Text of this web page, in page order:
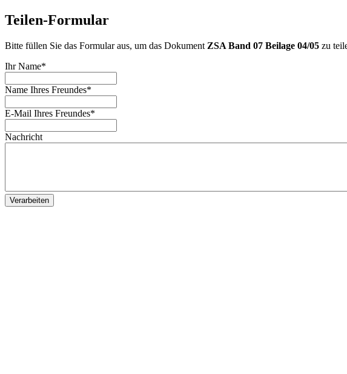
Teilen-Formular
Bitte füllen Sie das Formular aus, um das Dokument ZSA Band 07 Beilage 04/05 zu
Ihr Name*
Name Ihres Freundes*
E-Mail Ihres Freundes*
Nachricht